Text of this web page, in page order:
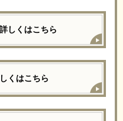
しくはこちら
くはこちら